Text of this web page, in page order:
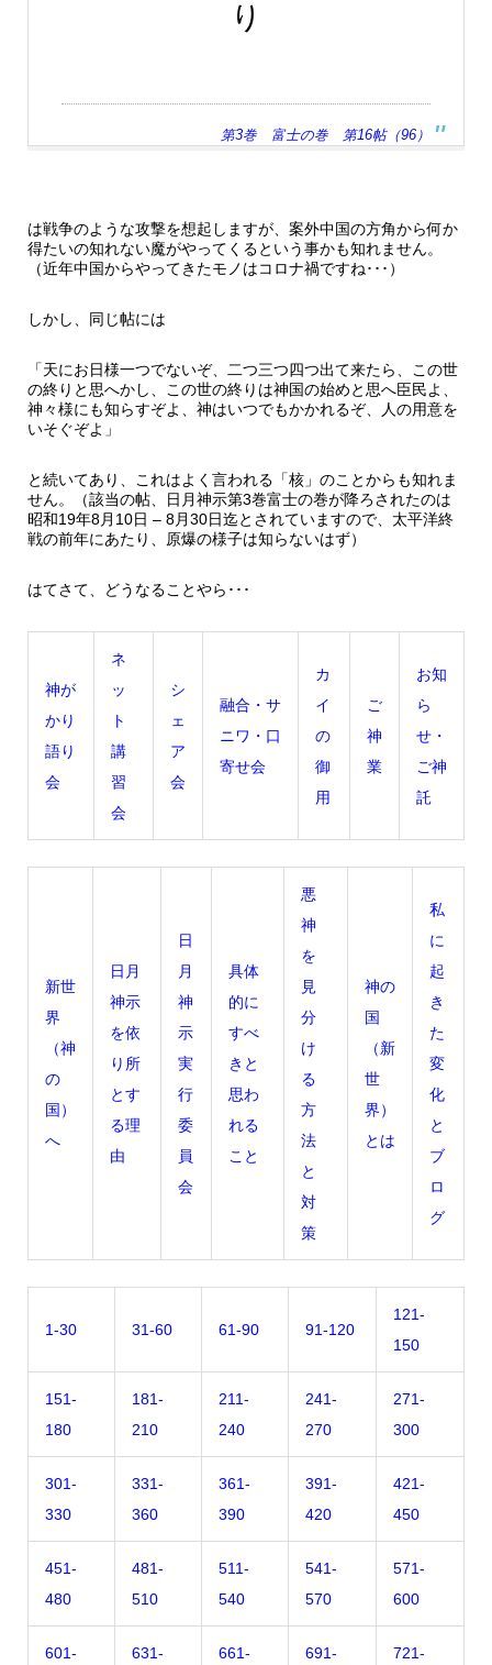
り
第3巻 富士の巻 第16帖（96）
は戦争のような攻撃を想起しますが、案外中国の方角から何か
得たいの知れない魔がやってくるという事かも知れません。
（近年中国からやってきたモノはコロナ禍ですね･･･）
しかし、同じ帖には
「天にお日様一つでないぞ、二つ三つ四つ出て来たら、この世
の終りと思へかし、この世の終りは神国の始めと思へ臣民よ、
神々様にも知らすぞよ、神はいつでもかかれるぞ、人の用意を
いそぐぞよ」
と続いてあり、これはよく言われる「核」のことからも知れま
せん。（該当の帖、日月神示第3巻富士の巻が降ろされたのは
昭和19年8月10日 – 8月30日迄とされていますので、太平洋終
戦の前年にあたり、原爆の様子は知らないはず）
はてさて、どうなることやら･･･
神が
かり
語り
会
ネ
ッ
ト
講
習
会
シ
ェ
ア
会
融合・サ
ニワ・口
寄せ会
カ
イ
の
御
用
ご
神
業
お知
ら
せ・
ご神
託
新世
界
（神
の
国）
へ
日月
神示
を依
り所
とす
る理
由
日
月
神
示
実
行
委
員
会
具体
的に
すべ
きと
思わ
れる
こと
悪
神
を
見
分
け
る
方
法
と
対
策
神の
国
（新
世
界）
とは
私
に
起
き
た
変
化
と
ブ
ロ
グ
1-30 31-60 61-90 91-120
121-
150
151-
180
181-
210
211-
240
241-
270
271-
300
301-
330
331-
360
361-
390
391-
420
421-
450
451-
480
481-
510
511-
540
541-
570
571-
600
601-
631-
661-
691-
721-